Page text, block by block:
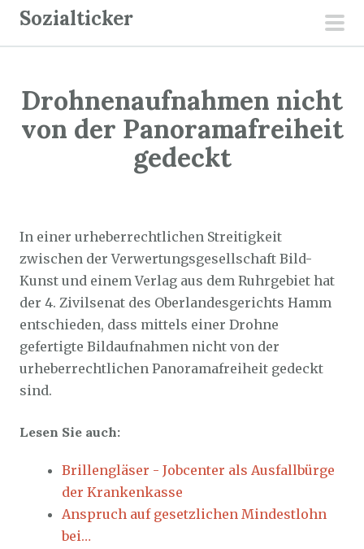
Sozialticker
Drohnenaufnahmen nicht
von der Panoramafreiheit
gedeckt
In einer urheberrechtlichen Streitigkeit
zwischen der Verwertungsgesellschaft Bild-
Kunst und einem Verlag aus dem Ruhrgebiet hat
der 4. Zivilsenat des Oberlandesgerichts Hamm
entschieden, dass mittels einer Drohne
gefertigte Bildaufnahmen nicht von der
urheberrechtlichen Panoramafreiheit gedeckt
sind.
Lesen Sie auch:
Brillengläser - Jobcenter als Ausfallbürge
der Krankenkasse
Anspruch auf gesetzlichen Mindestlohn
bei…